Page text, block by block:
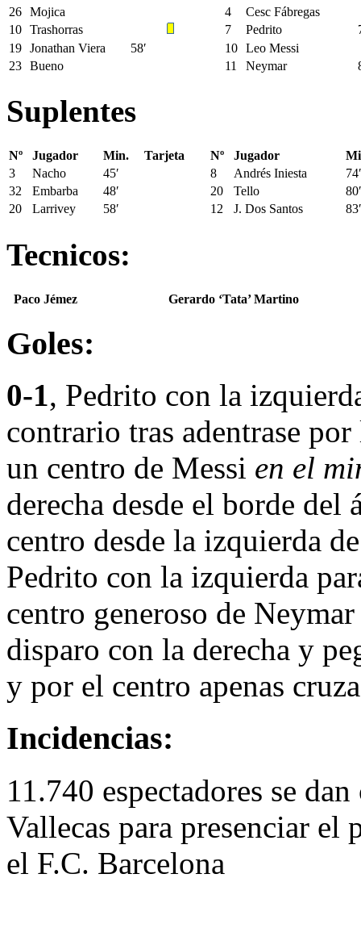
26 Mojica 4
Cesc Fábregas
10 Trashorras 7 Pedrito
19 Jonathan Viera 58′ 10 Leo Messi
23 Bueno 11 Neymar
Suplentes
Nº Jugador Min. Tarjeta Nº Jugador
3
Nacho 45′ 8 Andrés Iniesta
74′
32
Embarba 48′ 20 Tello
80′
20
Larrivey 58′ 12 J. Dos Santos 83′
Tecnicos:
Paco Jémez Gerardo ‘Tata’ Martino
Goles:
0-1, Pedrito con la
contrario tras adentrase
un centro de Messi en el
derecha desde el borde del
centro desde la izquierda
Pedrito con la izquierda
centro generoso de
disparo con la derecha y
y por el centro apenas
Incidencias:
11.740 espectadores se
Vallecas para presenciar
el F.C. Barcelona